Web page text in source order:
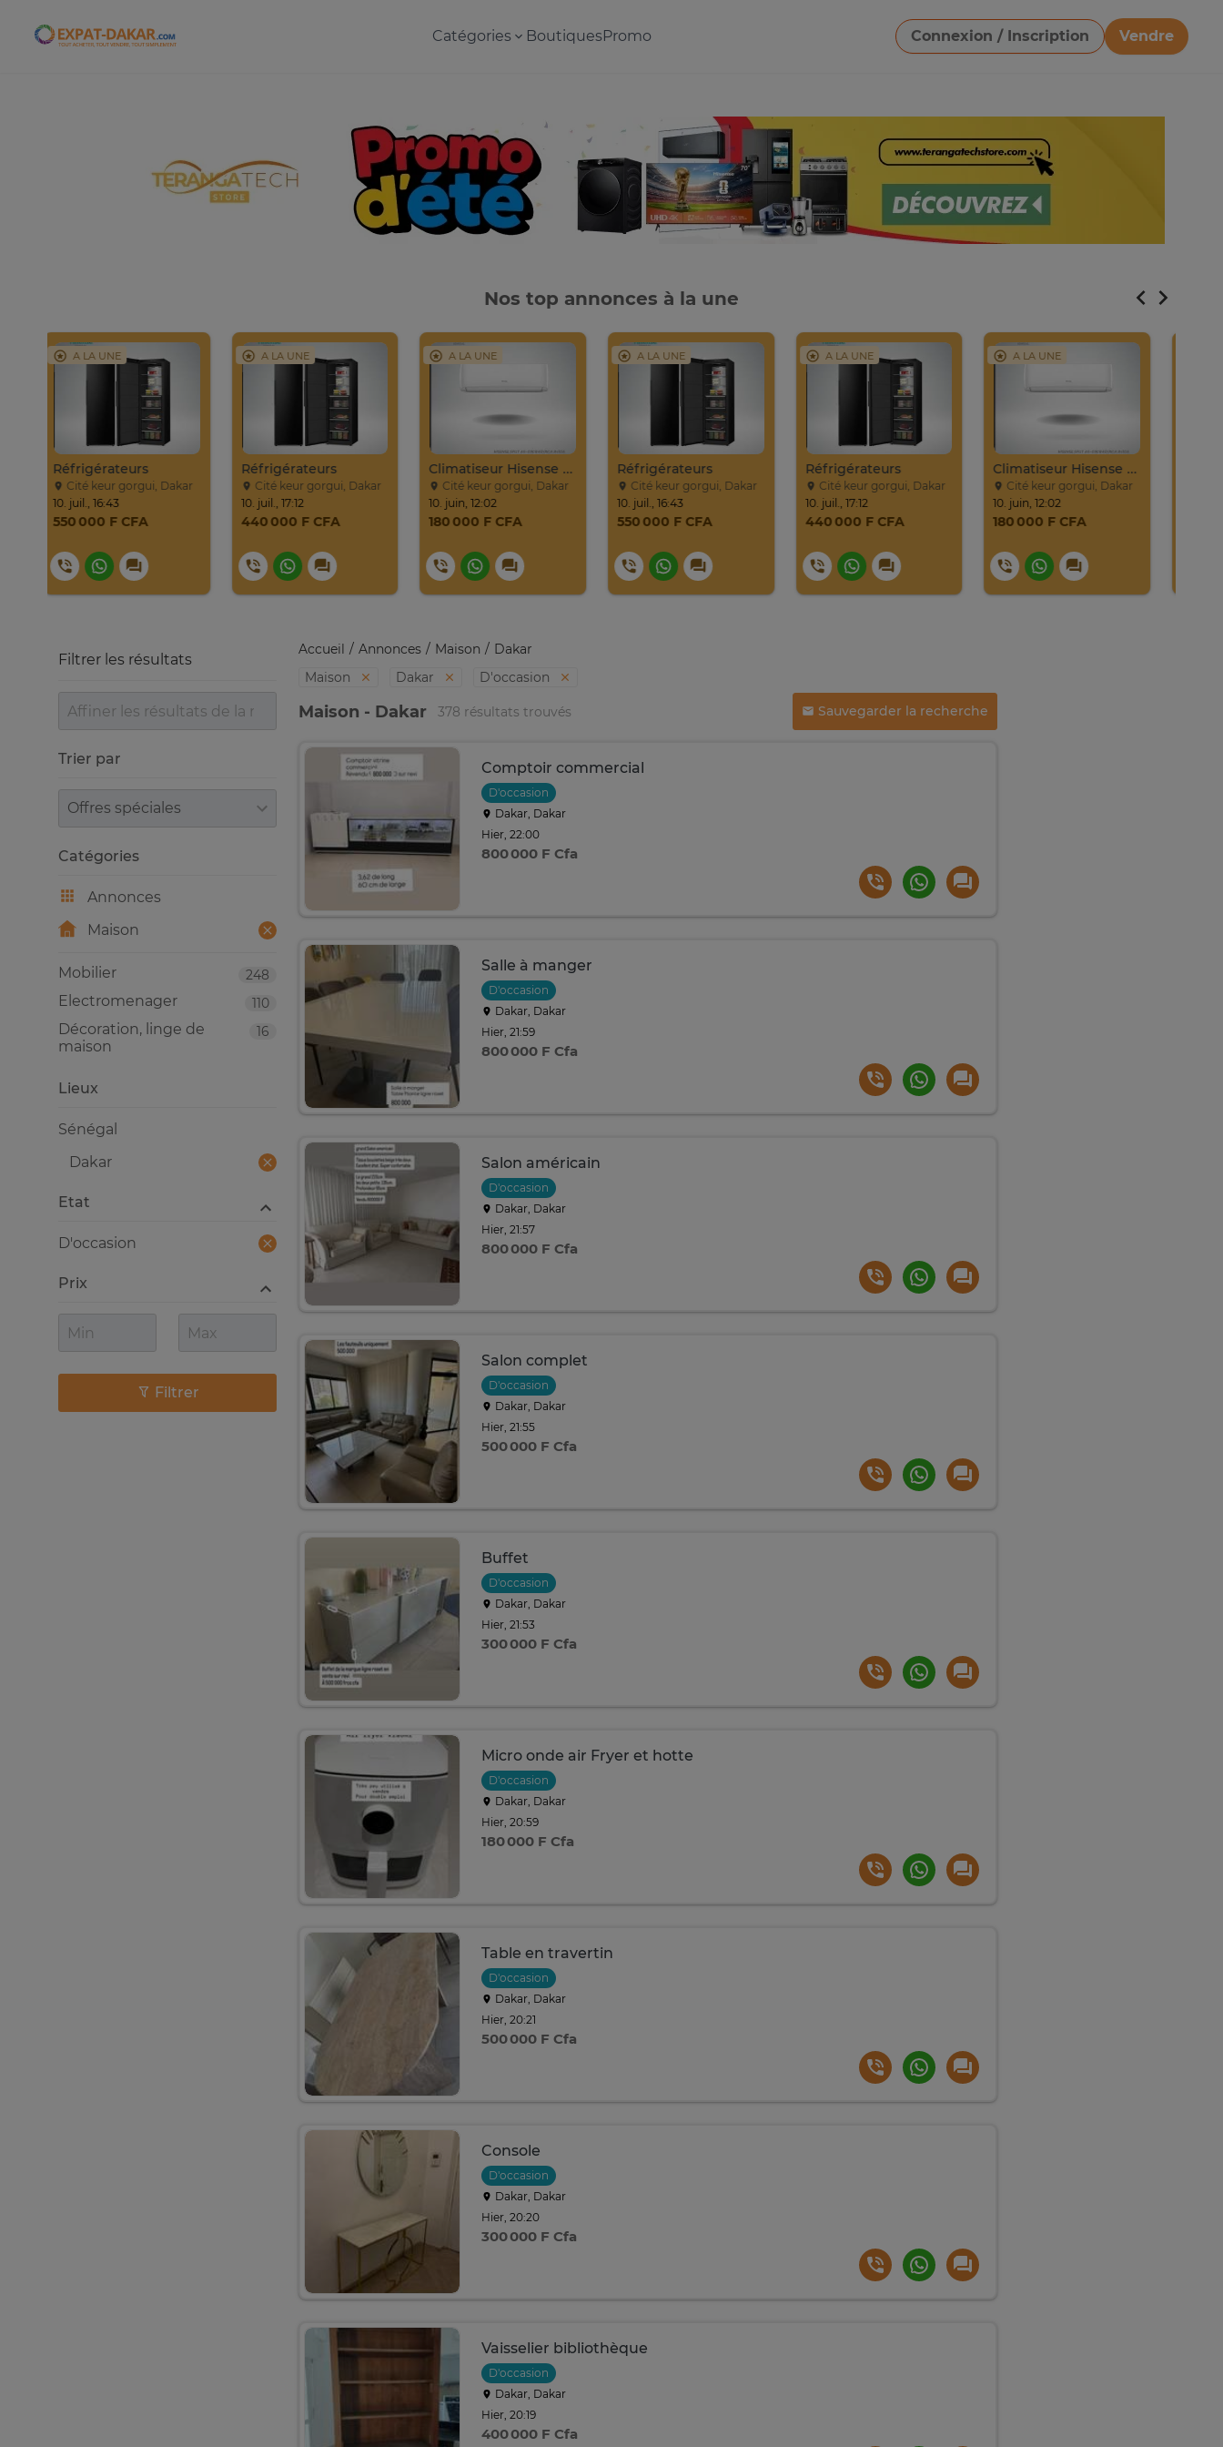
Expat-Dakar Catégories BoutiquesPromo Connexion / Inscription
Vendre
Télécharger une image
Nos top annonces à la une
A LA UNE
Réfrigérateurs
Cité keur gorgui, Dakar
10. juil., 16:43
550 000 F CFA
A LA UNE
Réfrigérateurs
Cité keur gorgui, Dakar
10. juil., 17:12
440 000 F CFA
A LA UNE
Cité keur gorgui, Dakar
10. juin, 12:02
180 000 F CFA
A LA UNE
Réfrigérateurs
Cité keur gorgui, Dakar
10. juil., 16:43
550 000 F CFA
A LA UNE
Réfrigérateurs
Cité keur gorgui, Dakar
10. juil., 17:12
440 000 F CFA
A LA UNE
Cité keur gorgui, Dakar
10. juin, 12:02
180 000 F CFA
Accueil Annonces Maison
Dakar
Maison
Dakar D'occasion
Maison - Dakar 378 résultats trouvés Sauvegarder la recherche
Comptoir commercial
D'occasion
Dakar, Dakar
Hier, 22:00
800 000 F Cfa
Salle à manger
D'occasion
Dakar, Dakar
Hier, 21:59
800 000 F Cfa
Salon américain
D'occasion
Dakar, Dakar
Hier, 21:57
800 000 F Cfa
Salon complet
D'occasion
Dakar, Dakar
Hier, 21:55
500 000 F Cfa
Buffet
D'occasion
Dakar, Dakar
Hier, 21:53
300 000 F Cfa
Micro onde air Fryer et hotte
D'occasion
Dakar, Dakar
Hier, 20:59
180 000 F Cfa
Table en travertin
D'occasion
Dakar, Dakar
Hier, 20:21
500 000 F Cfa
Console
D'occasion
Dakar, Dakar
Hier, 20:20
300 000 F Cfa
Vaisselier bibliothèque
D'occasion
Dakar, Dakar
Hier, 20:19
400 000 F Cfa
Filtrer les résultats
Trier par
Trier par
Catégories
Annonces
Maison
248
Mobilier
110
Electromenager
16
Décoration, linge de
maison
Lieux
Sénégal
Dakar
Etat
D'occasion
Prix
Filtrer